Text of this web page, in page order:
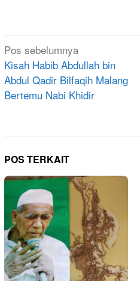
Navigasi
pos
Pos sebelumnya
Kisah Habib Abdullah bin
Abdul Qadir Bilfaqih Malang
Bertemu Nabi Khidir
POS TERKAIT